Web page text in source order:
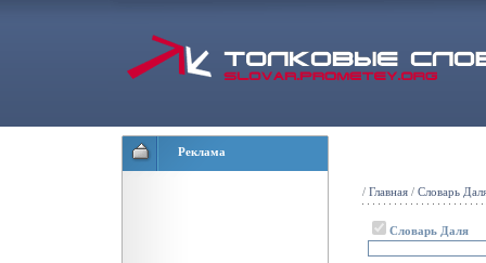
Реклама
/ Главная / Словарь
Словарь Даля